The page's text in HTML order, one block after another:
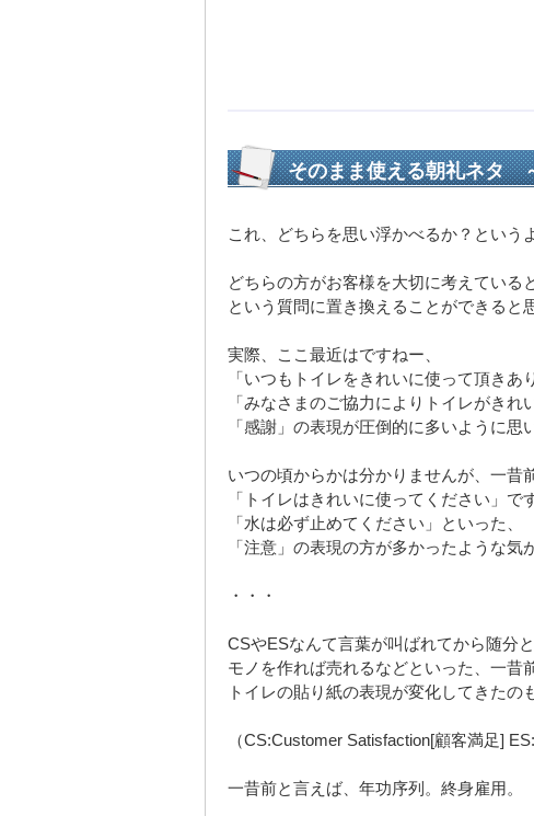
そのまま使える朝礼ネタ
これ、どちらを思い浮かべるか？という
どちらの方がお客様を大切に考えている
という質問に置き換えることができると
実際、ここ最近はですねー、
「いつもトイレをきれいに使って頂きあ
「みなさまのご協力によりトイレがきれ
「感謝」の表現が圧倒的に多いように思
いつの頃からかは分かりませんが、一昔
「トイレはきれいに使ってください」で
「水は必ず止めてください」といった、
「注意」の表現の方が多かったような気
・・・
CSやESなんて言葉が叫ばれてから随分と
モノを作れば売れるなどといった、一昔
トイレの貼り紙の表現が変化してきたの
（CS:Customer Satisfaction[顧客満足]
一昔前と言えば、年功序列。終身雇用。